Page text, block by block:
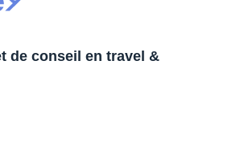
de conseil en travel &